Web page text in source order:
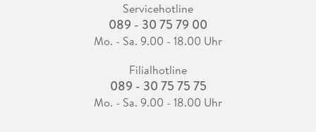
Servicehotline
089 - 30 75 79 00
Mo. - Sa. 9.00 - 18.00 Uhr
Filialhotline
089 - 30 75 75 75
Mo. - Sa. 9.00 - 18.00 Uhr